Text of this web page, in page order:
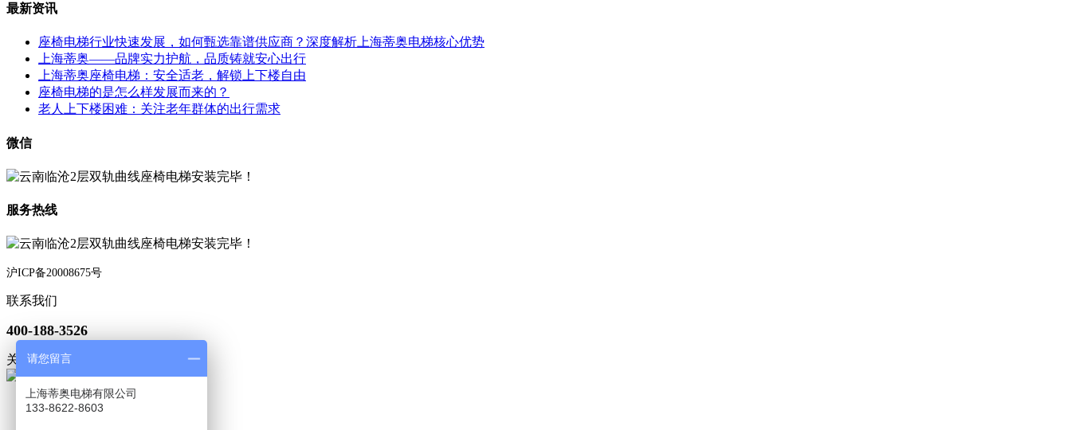
最新资讯
座椅电梯行业快速发展，如何甄选靠谱供应商？深度解析上海蒂奥电梯核心优势
上海蒂奥——品牌实力护航，品质铸就安心出行
上海蒂奥座椅电梯：安全适老，解锁上下楼自由
座椅电梯的是怎么样发展而来的？
老人上下楼困难：关注老年群体的出行需求
微信
服务热线
沪ICP备20008675号
联系我们
400-188-3526
关注微信
请您留言
上海蒂奥电梯有限公司
133-8622-8603